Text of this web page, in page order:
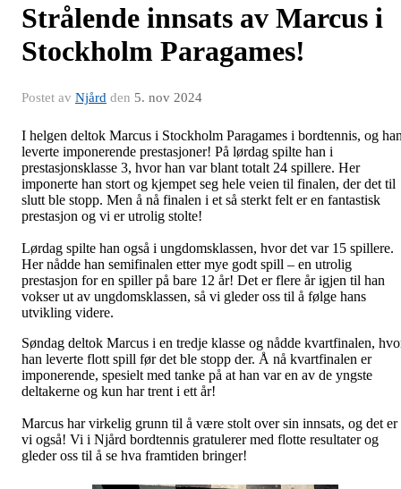
Strålende innsats av Marcus i
Stockholm Paragames!
Postet av Njård den 5. nov 2024
I helgen deltok Marcus i Stockholm Paragames i bordtennis, og
leverte imponerende prestasjoner! På lørdag spilte han i
prestasjonsklasse 3, hvor han var blant totalt 24 spillere. Her
imponerte han stort og kjempet seg hele veien til finalen, der det til
slutt ble stopp. Men å nå finalen i et så sterkt felt er en fantastisk
prestasjon og vi er utrolig stolte!
Lørdag spilte han også i ungdomsklassen, hvor det var 15 spillere.
Her nådde han semifinalen etter mye godt spill – en utrolig
prestasjon for en spiller på bare 12 år! Det er flere år igjen til han
vokser ut av ungdomsklassen, så vi gleder oss til å følge hans
utvikling videre.
Søndag deltok Marcus i en tredje klasse og nådde kvartfinalen,
han leverte flott spill før det ble stopp der. Å nå kvartfinalen er
imponerende, spesielt med tanke på at han var en av de yngste
deltakerne og kun har trent i ett år!
Marcus har virkelig grunn til å være stolt over sin innsats, og det er
vi også! Vi i Njård bordtennis gratulerer med flotte resultater og
gleder oss til å se hva framtiden bringer!